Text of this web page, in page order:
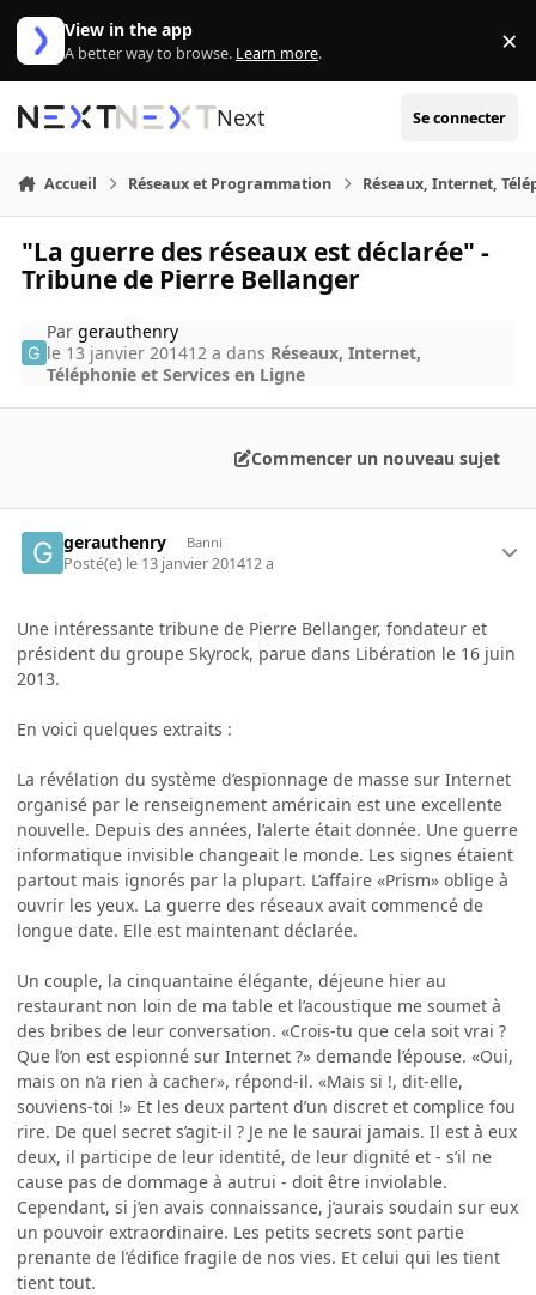
Aller au contenu
View in the app
A better way to browse. Learn more. ×
Next Se connecter
Accueil Réseaux et Programmation Réseaux, Internet,
"La guerre des réseaux est déclarée" -
Tribune de Pierre Bellanger
Pargerauthenry
le 13 janvier 201412 a dans Réseaux, Internet,
Téléphonie et Services en Ligne
Commencer un nouveau sujet
gerauthenry Banni
Posté(e) le 13 janvier 201412 a
Une intéressante tribune de Pierre Bellanger, fondateur et
président du groupe Skyrock, parue dans Libération le 16 juin
2013.
En voici quelques extraits :
La révélation du système d’espionnage de masse sur Internet
organisé par le renseignement américain est une excellente
nouvelle. Depuis des années, l’alerte était donnée. Une guerre
informatique invisible changeait le monde. Les signes étaient
partout mais ignorés par la plupart. L’affaire «Prism» oblige à
ouvrir les yeux. La guerre des réseaux avait commencé de
longue date. Elle est maintenant déclarée.
Un couple, la cinquantaine élégante, déjeune hier au
restaurant non loin de ma table et l’acoustique me soumet à
des bribes de leur conversation. «Crois-tu que cela soit vrai ?
Que l’on est espionné sur Internet ?» demande l’épouse. «Oui,
mais on n’a rien à cacher», répond-il. «Mais si !, dit-elle,
souviens-toi !» Et les deux partent d’un discret et complice fou
rire. De quel secret s’agit-il ? Je ne le saurai jamais. Il est à eux
deux, il participe de leur identité, de leur dignité et - s’il ne
cause pas de dommage à autrui - doit être inviolable.
Cependant, si j’en avais connaissance, j’aurais soudain sur eux
un pouvoir extraordinaire. Les petits secrets sont partie
prenante de l’édifice fragile de nos vies. Et celui qui les tient
tient tout.